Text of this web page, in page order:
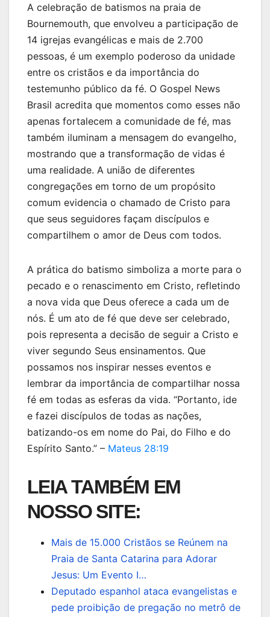
A celebração de batismos na praia de
Bournemouth, que envolveu a participação de
14 igrejas evangélicas e mais de 2.700
pessoas, é um exemplo poderoso da unidade
entre os cristãos e da importância do
testemunho público da fé. O Gospel News
Brasil acredita que momentos como esses não
apenas fortalecem a comunidade de fé, mas
também iluminam a mensagem do evangelho,
mostrando que a transformação de vidas é
uma realidade. A união de diferentes
congregações em torno de um propósito
comum evidencia o chamado de Cristo para
que seus seguidores façam discípulos e
compartilhem o amor de Deus com todos.
A prática do batismo simboliza a morte para o
pecado e o renascimento em Cristo, refletindo
a nova vida que Deus oferece a cada um de
nós. É um ato de fé que deve ser celebrado,
pois representa a decisão de seguir a Cristo e
viver segundo Seus ensinamentos. Que
possamos nos inspirar nesses eventos e
lembrar da importância de compartilhar nossa
fé em todas as esferas da vida. “Portanto, ide
e fazei discípulos de todas as nações,
batizando-os em nome do Pai, do Filho e do
Espírito Santo.” – Mateus 28:19
LEIA TAMBÉM EM
NOSSO SITE:
Mais de 15.000 Cristãos se Reúnem na
Praia de Santa Catarina para Adorar
Jesus: Um Evento I…
Deputado espanhol ataca evangelistas e
pede proibição de pregação no metrô de